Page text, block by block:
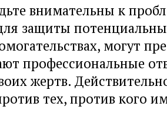
внимательны к
защиты
могут
профессиональные
жертв.
тех, против кого